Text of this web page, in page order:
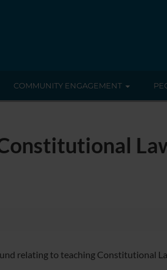
COMMUNITY ENGAGEMENT
relating to teaching Constitutional